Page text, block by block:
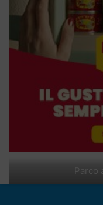
Parco